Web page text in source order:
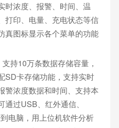
时浓度、报警、时间、温
打印、电量、充电状态等信
真图标显示各个菜单的功能
持10万条数据存储容量，
SD卡存储功能，支持实时
警浓度数据和时间、支持本
过USB、红外通信、
电脑，用上位机软件分析